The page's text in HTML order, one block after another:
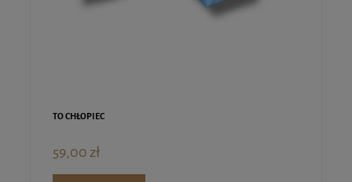
TO CHŁOPIEC
59,00 zł